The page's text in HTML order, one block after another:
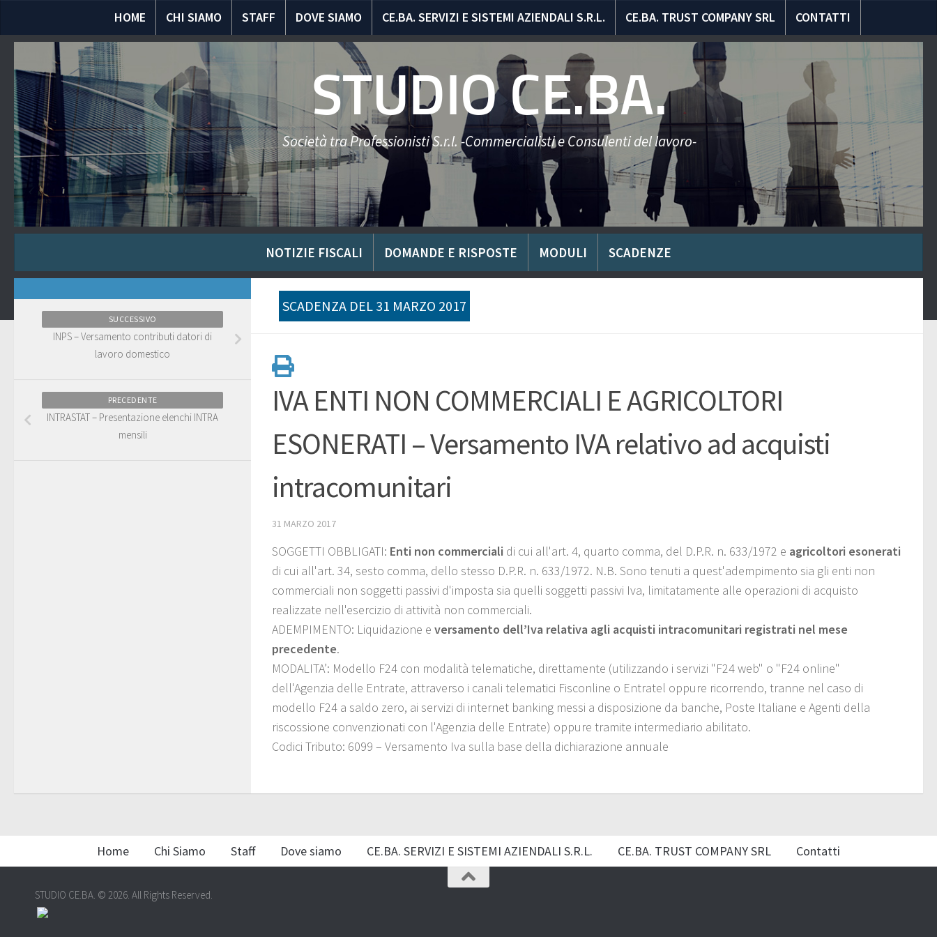
HOME CHI SIAMO STAFF DOVE SIAMO CE.BA. SERVIZI E SISTEMI AZIENDALI S.R.L. CE.BA. TRUST COMPANY SRL CONTATTI
STUDIO CE.BA.
Società tra Professionisti S.r.l. -Commercialisti e Consulenti del lavoro-
NOTIZIE FISCALI DOMANDE E RISPOSTE MODULI SCADENZE
SCADENZA DEL 31 MARZO 2017
IVA ENTI NON COMMERCIALI E AGRICOLTORI
ESONERATI – Versamento IVA relativo ad acquisti
intracomunitari
31 MARZO 2017
SOGGETTI OBBLIGATI: Enti non commerciali di cui all'art. 4, quarto comma, del D.P.R. n. 633/1972 e agricoltori esonerati
di cui all'art. 34, sesto comma, dello stesso D.P.R. n. 633/1972. N.B. Sono tenuti a quest'adempimento sia gli enti non
commerciali non soggetti passivi d'imposta sia quelli soggetti passivi Iva, limitatamente alle operazioni di acquisto
realizzate nell'esercizio di attività non commerciali.
ADEMPIMENTO: Liquidazione e versamento dell’Iva relativa agli acquisti intracomunitari registrati nel mese
precedente.
MODALITA’: Modello F24 con modalità telematiche, direttamente (utilizzando i servizi "F24 web" o "F24 online"
dell'Agenzia delle Entrate, attraverso i canali telematici Fisconline o Entratel oppure ricorrendo, tranne nel caso di
modello F24 a saldo zero, ai servizi di internet banking messi a disposizione da banche, Poste Italiane e Agenti della
riscossione convenzionati con l'Agenzia delle Entrate) oppure tramite intermediario abilitato.
Codici Tributo: 6099 – Versamento Iva sulla base della dichiarazione annuale
SUCCESSIVO
INPS – Versamento contributi datori di
lavoro domestico
PRECEDENTE
INTRASTAT – Presentazione elenchi INTRA
mensili
Home Chi Siamo Staff Dove siamo CE.BA. SERVIZI E SISTEMI AZIENDALI S.R.L. CE.BA. TRUST COMPANY SRL Contatti
STUDIO CE.BA. © 2026. All Rights Reserved.